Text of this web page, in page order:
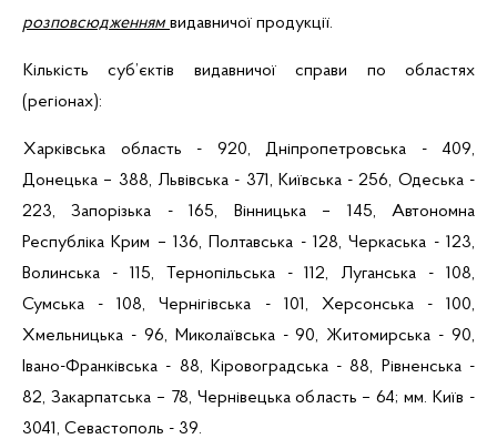
розповсюдженням видавничої продукції.
Кількість суб’єктів видавничої справи по областях
(регіонах):
Харківська область - 920, Дніпропетровська - 409,
Донецька – 388, Львівська - 371, Київська - 256, Одеська -
223, Запорізька - 165, Вінницька – 145, Автономна
Республіка Крим – 136, Полтавська - 128, Черкаська - 123,
Волинська - 115, Тернопільська - 112,
Луганська - 108,
Сумська - 108, Чернігівська - 101, Херсонська - 100,
Хмельницька - 96, Миколаївська - 90, Житомирська - 90,
Івано-Франківська - 88, Кіровоградська - 88, Рівненська -
82, Закарпатська – 78, Чернівецька область – 64; мм. Київ -
3041, Севастополь - 39.